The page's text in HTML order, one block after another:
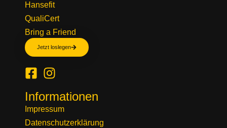
Hansefit
QualiCert
Bring a Friend
Jetzt loslegen
Informationen
Impressum
Datenschutzerklärung